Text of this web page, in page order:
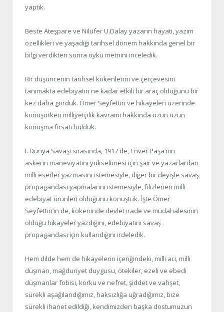
yaptık.
Beste Ateşpare ve Nilüfer U.Dalay yazarın hayatı, yazım
özellikleri ve yaşadığı tarihsel dönem hakkında genel bir
bilgi verdikten sonra öykü metnini inceledik.
Bir düşüncenin tarihsel kökenlerini ve çerçevesini
tanımakta edebiyatın ne kadar etkili bir araç olduğunu bir
kez daha gördük. Ömer Seyfettin ve hikayeleri üzerinde
konuşurken milliyetçilik kavramı hakkında uzun uzun
konuşma fırsatı bulduk.
I. Dünya Savaşı sırasında, 1917 de, Enver Paşa’nın
askerin maneviyatını yükseltmesi için şair ve yazarlardan
milli eserler yazmasını istemesiyle, diğer bir deyişle savaş
propagandası yapmalarını istemesiyle, filizlenen milli
edebiyat ürünleri olduğunu konuştuk. İşte Ömer
Seyfettin’in de, kökeninde devlet irade ve müdahalesinin
olduğu hikayeler yazdığını, edebiyatını savaş
propagandası için kullandığını irdeledik.
Hem dilde hem de hikayelerin içeriğindeki, milli acı, milli
düşman, mağduriyet duygusu, ötekiler, ezeli ve ebedi
düşmanlar fobisi, korku ve nefret, şiddet ve vahşet,
sürekli aşağılandığımız, haksızlığa uğradığımız, bize
sürekli ihanet edildiği, kendimizden başka dostumuzun